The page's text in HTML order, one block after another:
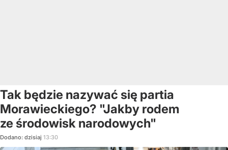
Tak będzie nazywać się partia
Morawieckiego? "Jakby rodem
ze środowisk narodowych"
Dodano: dzisiaj 13:30